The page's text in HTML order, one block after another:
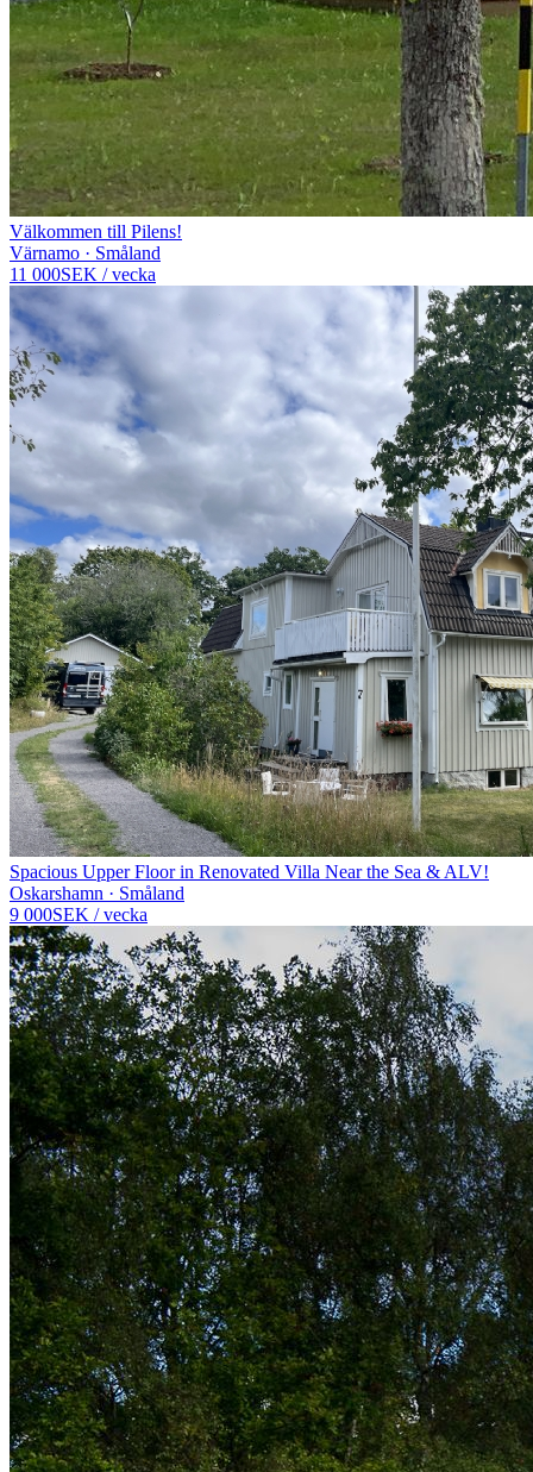
Välkommen till Pilens!
Värnamo · Småland
11 000SEK /vecka
Spacious Upper Floor in Renovated Villa Near the Sea & ALV!
Oskarshamn · Småland
9 000SEK /vecka